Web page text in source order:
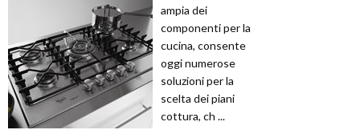
ampia dei
componenti per la
cucina, consente
oggi numerose
soluzioni per la
scelta dei piani
cottura, ch ...